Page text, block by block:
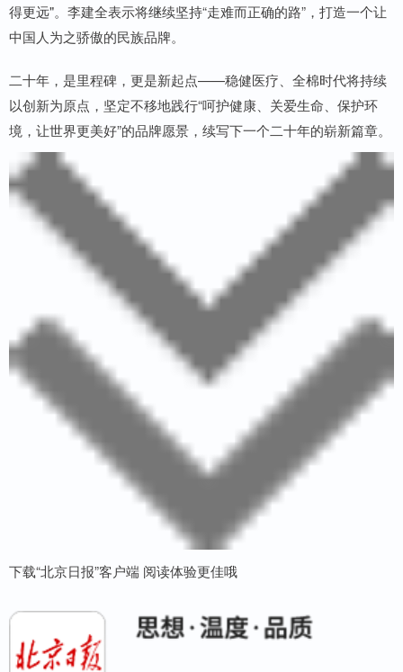
得更远"。李建全表示将继续坚持“走难而正确的路”，打造一个让
中国人为之骄傲的民族品牌。
二十年，是里程碑，更是新起点——稳健医疗、全棉时代将持续
以创新为原点，坚定不移地践行“呵护健康、关爱生命、保护环
境，让世界更美好”的品牌愿景，续写下一个二十年的崭新篇章。
下载“北京日报”客户端 阅读体验更佳哦